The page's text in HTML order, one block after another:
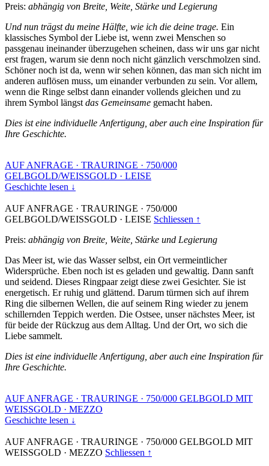
Preis: abhängig von Breite, Weite, Stärke und Legierung
Und nun trägst du meine Hälfte, wie ich die deine trage. Ein
klassisches Symbol der Liebe ist, wenn zwei Menschen so
passgenau ineinander überzugehen scheinen, dass wir uns gar nicht
erst fragen, warum sie denn noch nicht gänzlich verschmolzen sind.
Schöner noch ist da, wenn wir sehen können, das man sich nicht im
anderen auflösen muss, um einander verbunden zu sein. Vor allem,
wenn die Ringe selbst dann einander vollends gleichen und zu
ihrem Symbol längst das Gemeinsame gemacht haben.
Dies ist eine individuelle Anfertigung, aber auch eine Inspiration für
Ihre Geschichte.
AUF ANFRAGE · TRAURINGE · 750/000
GELBGOLD/WEISSGOLD · LEISE
Geschichte lesen ↓
AUF ANFRAGE · TRAURINGE · 750/000
GELBGOLD/WEISSGOLD · LEISE Schliessen ↑
Preis: abhängig von Breite, Weite, Stärke und Legierung
Das Meer ist, wie das Wasser selbst, ein Ort vermeintlicher
Widersprüche. Eben noch ist es geladen und gewaltig. Dann sanft
und seidend. Dieses Ringpaar zeigt diese zwei Gesichter. Sie ist
energetisch. Er ruhig und glättend. Darum türmen sich auf ihrem
Ring die silbernen Wellen, die auf seinem Ring wieder zu jenem
schillernden Teppich werden. Die Ostsee, unser nächstes Meer, ist
für beide der Rückzug aus dem Alltag. Und der Ort, wo sich die
Liebe sammelt.
Dies ist eine individuelle Anfertigung, aber auch eine Inspiration für
Ihre Geschichte.
AUF ANFRAGE · TRAURINGE · 750/000 GELBGOLD MIT
WEISSGOLD · MEZZO
Geschichte lesen ↓
AUF ANFRAGE · TRAURINGE · 750/000 GELBGOLD MIT
WEISSGOLD · MEZZO Schliessen ↑